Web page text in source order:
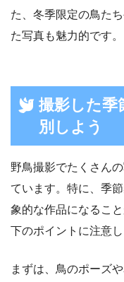
た、冬季限定の鳥た
た写真も魅力的です。
撮影した季
別しよう
野鳥撮影でたくさん
ています。特に、季
象的な作品になるこ
下のポイントに注意し
まずは、鳥のポーズ